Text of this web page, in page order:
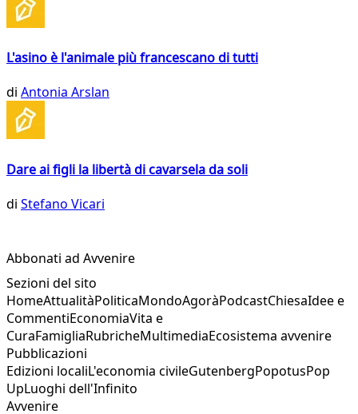
L'asino è l'animale più francescano di tutti
di Antonia Arslan
Dare ai figli la libertà di cavarsela da soli
di Stefano Vicari
Abbonati ad Avvenire
Sezioni del sito
HomeAttualitàPoliticaMondoAgoràPodcastChiesaIdee e
CommentiEconomiaVita e
CuraFamigliaRubricheMultimediaEcosistema avvenire
Pubblicazioni
Edizioni localiL'economia civileGutenbergPopotusPop
UpLuoghi dell'Infinito
Avvenire